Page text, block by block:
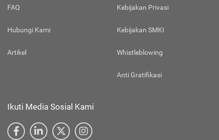
FAQ
Hubungi Kami
Artikel
Kebijakan Privasi
Kebijakan SMKI
Whistleblowing
Anti Gratifikasi
Ikuti Media Sosial Kami